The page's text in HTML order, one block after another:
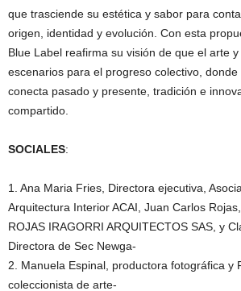
que trasciende su estética y sabor para
origen, identidad y evolución. Con esta
Blue Label reafirma su visión de que el arte
escenarios para el progreso colectivo, donde
conecta pasado y presente, tradición e
compartido.
SOCIALES:
1. Ana Maria Fries, Directora ejecutiva,
Arquitectura Interior ACAI, Juan Carlos
ROJAS IRAGORRI ARQUITECTOS SAS, y
Directora de Sec Newga-
2. Manuela Espinal, productora fotográfica y
coleccionista de arte-